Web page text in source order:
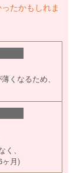
たかもしれま
くなるため、
、
月)